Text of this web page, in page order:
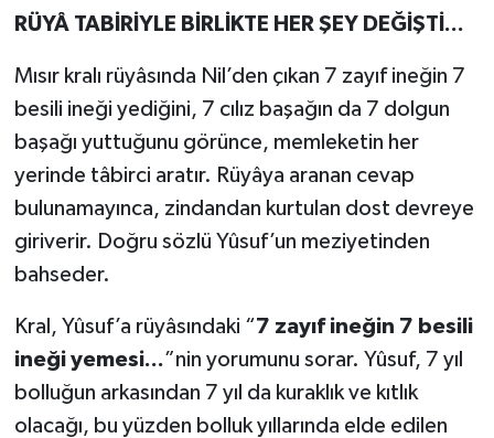
RÜYÂ TABİRİYLE BİRLİKTE HER ŞEY DEĞİŞTİ...
Mısır kralı rüyâsında Nil’den çıkan 7 zayıf ineğin 7
besili ineği yediğini, 7 cılız başağın da 7 dolgun
başağı yuttuğunu görünce, memleketin her
yerinde tâbirci aratır. Rüyâya aranan cevap
bulunamayınca, zindandan kurtulan dost devreye
giriverir. Doğru sözlü Yûsuf’un meziyetinden
bahseder.
Kral, Yûsuf’a rüyâsındaki “7 zayıf ineğin 7 besili
ineği yemesi...”nin yorumunu sorar. Yûsuf, 7 yıl
bolluğun arkasından 7 yıl da kuraklık ve kıtlık
olacağı, bu yüzden bolluk yıllarında elde edilen